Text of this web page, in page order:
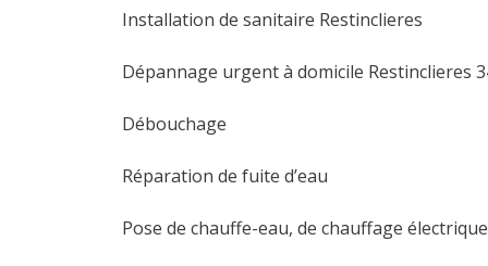
Installation de sanitaire Restinclieres
Dépannage urgent à domicile Restinclieres
Débouchage
Réparation de fuite d’eau
Pose de chauffe-eau, de chauffage électrique